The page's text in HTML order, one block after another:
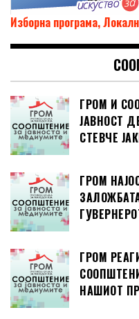
Изборна програма,
ГРОМ И
ЈАВНОСТ
СТЕВЧЕ
ГРОМ
ГРОМ
НАШИОТ